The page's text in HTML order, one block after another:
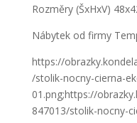
Rozměry (ŠxHxV)
Nábytek od firmy
https://
/stolik-nocny-cierna-
01.png;https://
847013/stolik-nocny-